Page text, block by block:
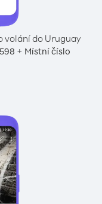
volání do Uruguay
598 + Místní číslo